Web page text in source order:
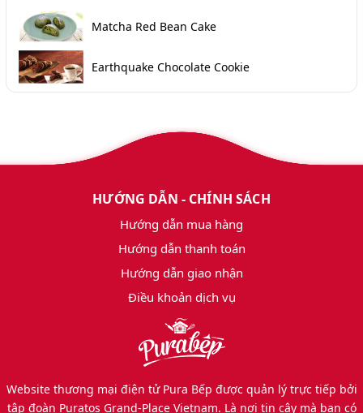
Matcha Red Bean Cake
Earthquake Chocolate Cookie
HƯỚNG DẪN - CHÍNH SÁCH
Hướng dẫn mua hàng
Hướng dẫn thanh toán
Hướng dẫn giao nhận
Điều khoản dịch vụ
Website thương mại điện tử Pura Bếp được quản lý trực tiếp bởi
tập đoàn Puratos Grand-Place Vietnam. Là nơi tin cậy mà bạn có